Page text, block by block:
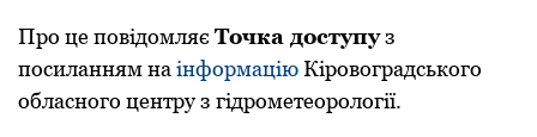
Про це повідомляє Точка доступуз
посиланням на інформаціюКіровоградського
обласного центру з гідрометеорології.